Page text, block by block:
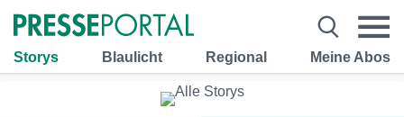
Storys Blaulicht Regional Meine Abos